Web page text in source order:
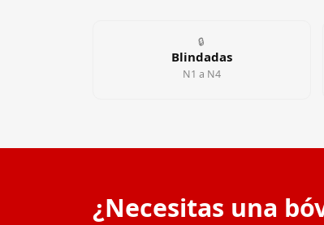
🔒
Blindadas
N1 a N4
¿Necesitas una